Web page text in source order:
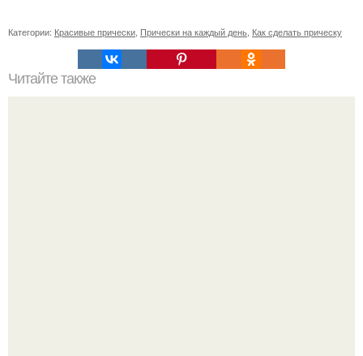
Категории: Красивые прически Прически на каждый день Как сделать прическу
Читайте также